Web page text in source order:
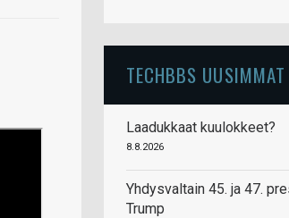
TECHBBS
Laadukkaat kuulokkeet?
8.8.2026
Yhdysvaltain 45. ja 47.
Trump